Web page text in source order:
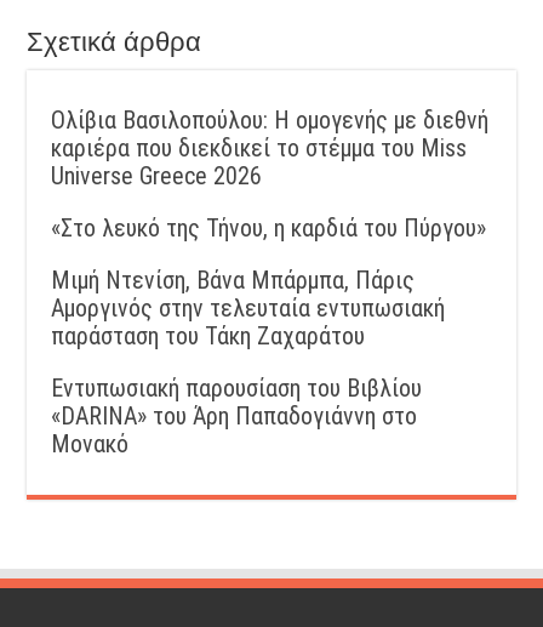
Σχετικά άρθρα
Ολίβια Βασιλοπούλου: Η ομογενής με διεθνή
καριέρα που διεκδικεί το στέμμα του Miss
Universe Greece 2026
«Στο λευκό της Τήνου, η καρδιά του Πύργου»
Μιμή Ντενίση, Βάνα Μπάρμπα, Πάρις
Αμοργινός στην τελευταία εντυπωσιακή
παράσταση του Τάκη Ζαχαράτου
Εντυπωσιακή παρουσίαση του Βιβλίου
«DARINA» του Άρη Παπαδογιάννη στο
Μονακό